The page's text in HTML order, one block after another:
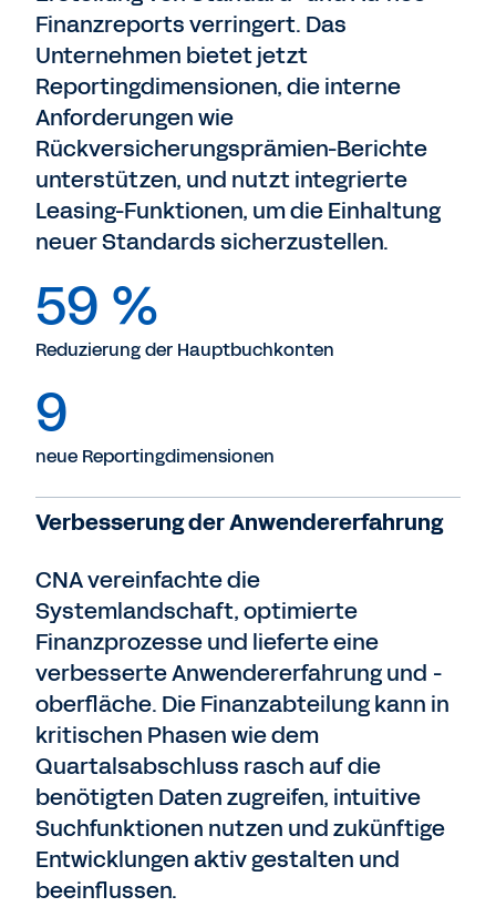
Finanzreports verringert. Das
Unternehmen bietet jetzt
Reportingdimensionen, die interne
Anforderungen wie
Rückversicherungsprämien-Berichte
unterstützen, und nutzt integrierte
Leasing-Funktionen, um die Einhaltung
neuer Standards sicherzustellen.
59 %
Reduzierung der Hauptbuchkonten
9
neue Reportingdimensionen
Verbesserung der Anwendererfahrung
CNA vereinfachte die
Systemlandschaft, optimierte
Finanzprozesse und lieferte eine
verbesserte Anwendererfahrung und -
oberfläche. Die Finanzabteilung kann in
kritischen Phasen wie dem
Quartalsabschluss rasch auf die
benötigten Daten zugreifen, intuitive
Suchfunktionen nutzen und zukünftige
Entwicklungen aktiv gestalten und
beeinflussen.